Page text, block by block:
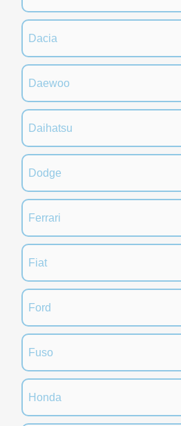
Dacia
Daewoo
Daihatsu
Dodge
Ferrari
Fiat
Ford
Fuso
Honda